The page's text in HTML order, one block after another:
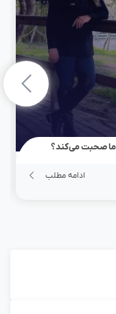
صحبت می‌کند؟
ادامه مطلب